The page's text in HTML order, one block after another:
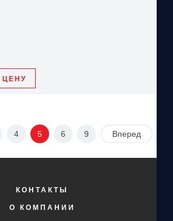
4 5 6 9 Вперед
КОНТАКТЫ
О КОМПАНИИ